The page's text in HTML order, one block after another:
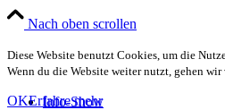
Info-Show
Nach oben scrollen
Diese Website benutzt Cookies, um die
Wenn du die Website weiter nutzt, gehen
OKErfahre mehr